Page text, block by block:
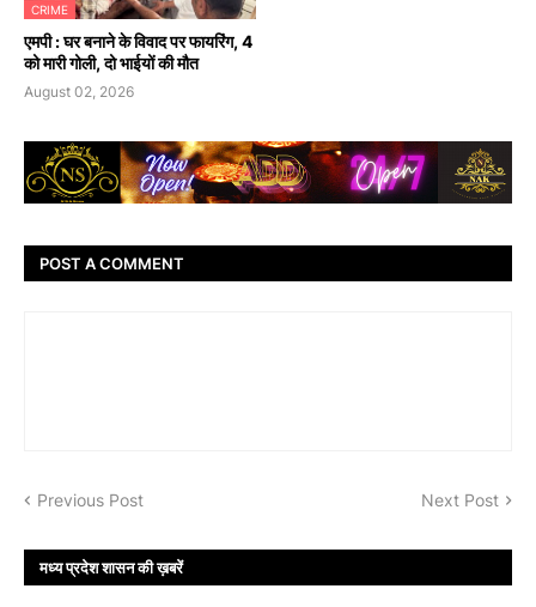
CRIME
एमपी : घर बनाने के विवाद पर फायरिंग, 4
को मारी गोली, दो भाईयों की मौत
August 02, 2026
POST A COMMENT
Previous Post Next Post
मध्य प्रदेश शासन की ख़बरें